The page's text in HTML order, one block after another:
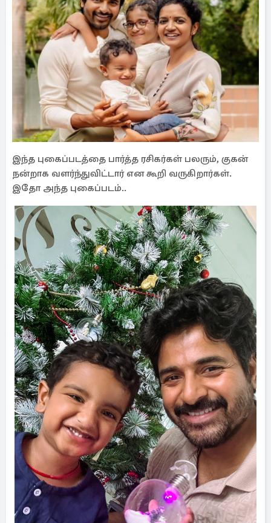
இந்த புகைப்படத்தை பார்த்த ரசிகர்கள் பலரும், குகன்
நன்றாக வளர்ந்துவிட்டார் என கூறி வருகிறார்கள்.
இதோ அந்த புகைப்படம்..